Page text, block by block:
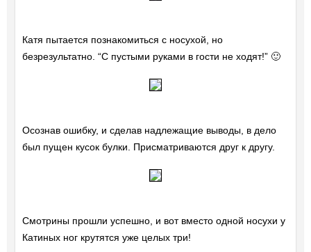
Катя пытается познакомиться с носухой, но
безрезультатно. “С пустыми руками в гости не ходят!” 🙂
Осознав ошибку, и сделав надлежащие выводы, в дело
был пущен кусок булки. Присматриваются друг к другу.
Смотрины прошли успешно, и вот вместо одной носухи у
Катиных ног крутятся уже целых три!